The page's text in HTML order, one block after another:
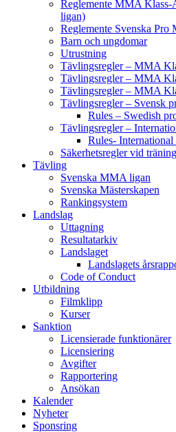
Reglemente MMA
ligan)
Reglemente Svenska
Barn och ungdomar
Utrustning
Tävlingsregler – MMA
Tävlingsregler – MMA
Tävlingsregler – MMA
Tävlingsregler – Svensk
Rules – Swedish
Tävlingsregler –
Rules-
Säkerhetsregler vid träning
Tävling
Svenska MMA ligan
Svenska Mästerskapen
Rankingsystem
Landslag
Uttagning
Resultatarkiv
Landslaget
Landslagets
Code of Conduct
Utbildning
Filmklipp
Kurser
Sanktion
Licensierade funktionärer
Licensiering
Avgifter
Rapportering
Ansökan
Kalender
Nyheter
Sponsring